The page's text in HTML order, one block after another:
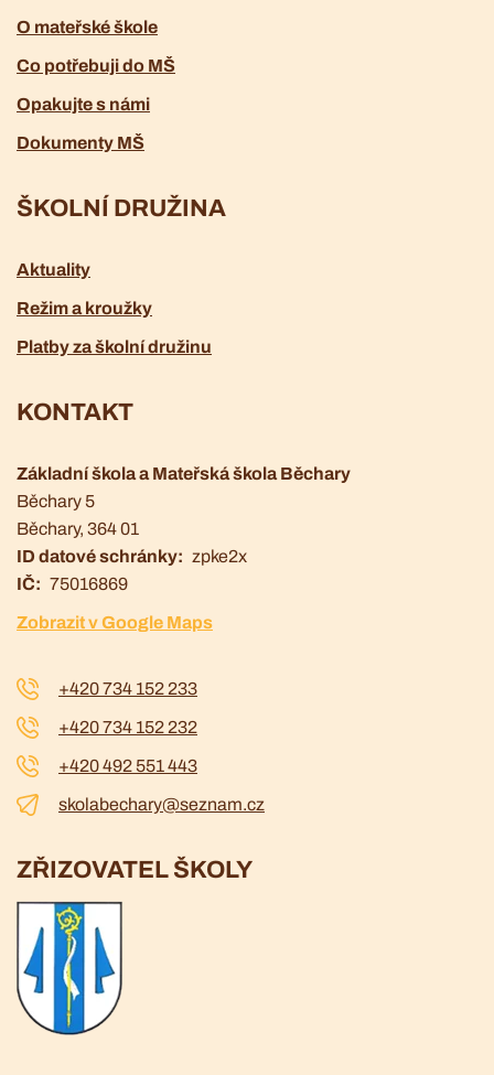
O mateřské škole
Co potřebuji do MŠ
Opakujte s námi
Dokumenty MŠ
ŠKOLNÍ DRUŽINA
Aktuality
Režim a kroužky
Platby za školní družinu
KONTAKT
Základní škola a Mateřská škola Běchary
Běchary 5
Běchary, 364 01
ID datové schránky
zpke2x
IČ
75016869
Zobrazit v Google Maps
+420 734 152 233
+420 734 152 232
+420 492 551 443
skolabechary@seznam.cz
ZŘIZOVATEL ŠKOLY